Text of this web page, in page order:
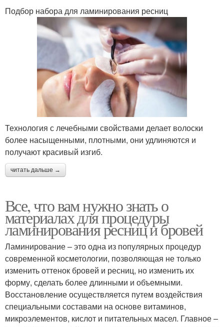
Подбор набора для ламинирования ресниц
Технология с лечебными свойствами делает волоски
более насыщенными, плотными, они удлиняются и
получают красивый изгиб.
читать дальше →
Все, что вам нужно знать о
материалах для процедуры
ламинирования ресниц и бровей
Ламинирование – это одна из популярных процедур
современной косметологии, позволяющая не только
изменить оттенок бровей и ресниц, но изменить их
форму, сделать более длинными и объемными.
Восстановление осуществляется путем воздействия
специальными составами на основе витаминов,
микроэлементов, кислот и питательных масел. Главное –